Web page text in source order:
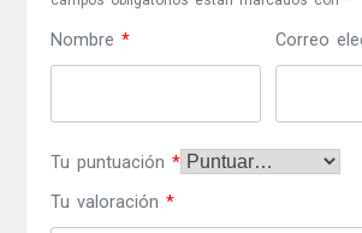
Nombre* Correo
Tu puntuación*
Tu valoración*